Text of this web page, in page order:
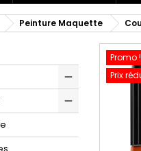
Peinture Maquette
Promo !
Prix